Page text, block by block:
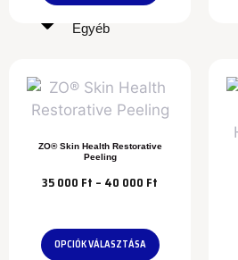
Egyéb
Fényvédők
Hidratálók
ZO® Skin Health Restorative
Peeling
35 000 Ft – 40 000 Ft
OPCIÓK VÁLASZTÁSA